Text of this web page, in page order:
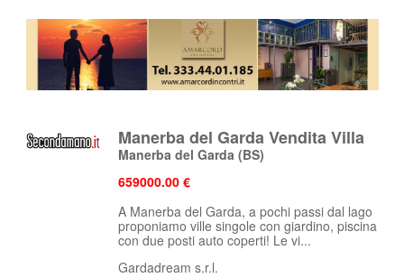
Manerba del Garda Vendita Villa
Manerba del Garda (BS)
659000.00 €
A Manerba del Garda, a pochi passi dal lago
proponiamo ville singole con giardino, piscina
con due posti auto coperti! Le vi...
Gardadream s.r.l.